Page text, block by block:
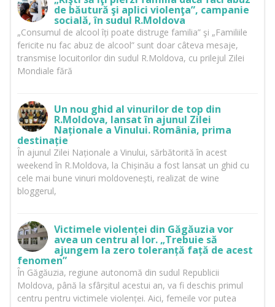
de băutură şi aplici violenţa”, campanie
socială, în sudul R.Moldova
„Consumul de alcool îți poate distruge familia” şi „Familiile
fericite nu fac abuz de alcool” sunt doar câteva mesaje,
transmise locuitorilor din sudul R.Moldova, cu prilejul Zilei
Mondiale fără
Un nou ghid al vinurilor de top din
R.Moldova, lansat în ajunul Zilei
Naționale a Vinului. România, prima
destinație
În ajunul Zilei Naționale a Vinului, sărbătorită în acest
weekend în R.Moldova, la Chișinău a fost lansat un ghid cu
cele mai bune vinuri moldovenești, realizat de wine
bloggerul,
Victimele violenței din Găgăuzia vor
avea un centru al lor. „Trebuie să
ajungem la zero toleranță față de acest
fenomen”
În Găgăuzia, regiune autonomă din sudul Republicii
Moldova, până la sfârșitul acestui an, va fi deschis primul
centru pentru victimele violenței. Aici, femeile vor putea